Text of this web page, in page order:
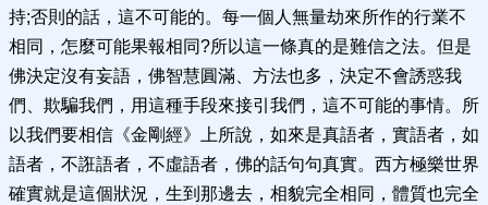
持;否則的話，這不可能的。每一個人無量劫來所作的行業不
相同，怎麼可能果報相同?所以這一條真的是難信之法。但是
佛決定沒有妄語，佛智慧圓滿、方法也多，決定不會誘惑我
們、欺騙我們，用這種手段來接引我們，這不可能的事情。所
以我們要相信《金剛經》上所說，如來是真語者，實語者，如
語者，不誑語者，不虛語者，佛的話句句真實。西方極樂世界
確實就是這個狀況，生到那邊去，相貌完全相同，體質也完全